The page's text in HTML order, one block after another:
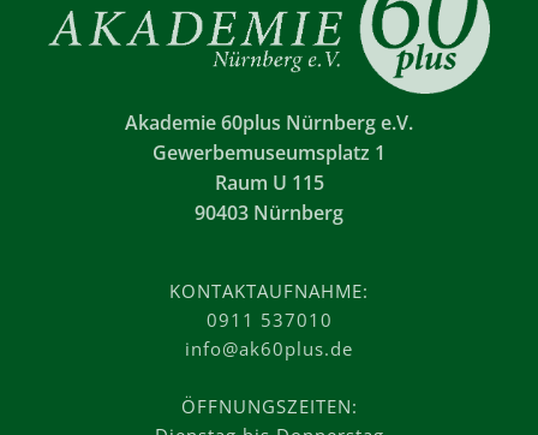
Akademie 60plus Nürnberg e.V.
Gewerbemuseumsplatz 1
Raum U 115
90403 Nürnberg
KONTAKTAUFNAHME:
0911 537010
info@ak60plus.de
ÖFFNUNGSZEITEN: